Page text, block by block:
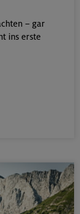
– gar
ins erste